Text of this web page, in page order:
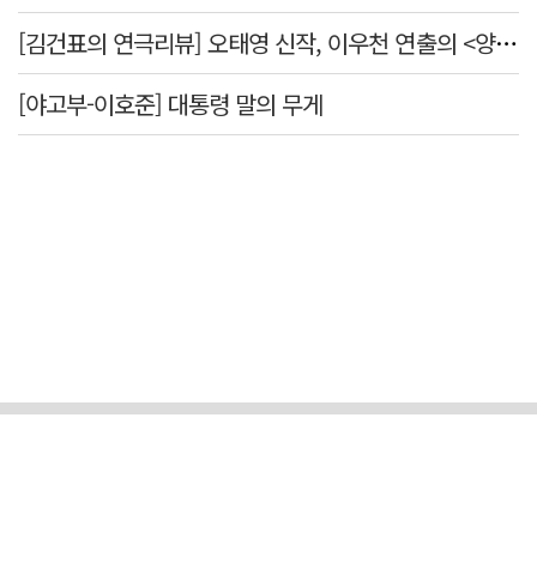
[김건표의 연극리뷰] 오태영 신작, 이우천 연출의 <양은 양순하다>"국민을 온순한 양으로 길들이는 전체주의적 정치의 알레고리"
[야고부-이호준] 대통령 말의 무게